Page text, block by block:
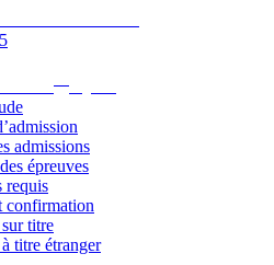
admissions
épreuves
requis
confirmation
titre
titre étranger